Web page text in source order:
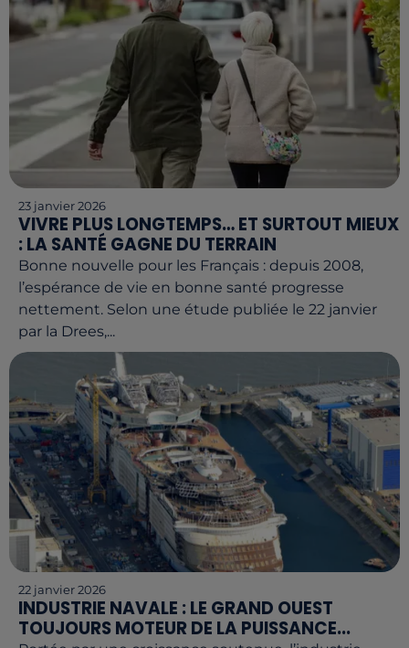
23 janvier 2026
VIVRE PLUS LONGTEMPS… ET SURTOUT MIEUX
: LA SANTÉ GAGNE DU TERRAIN
Bonne nouvelle pour les Français : depuis 2008,
l’espérance de vie en bonne santé progresse
nettement. Selon une étude publiée le 22 janvier
par la Drees,...
22 janvier 2026
INDUSTRIE NAVALE : LE GRAND OUEST
TOUJOURS MOTEUR DE LA PUISSANCE...